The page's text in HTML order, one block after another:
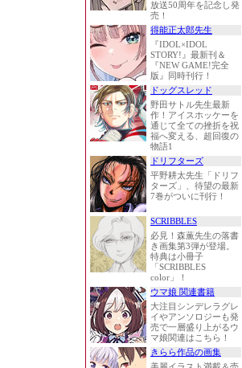
放送50周年を記念し発
売！
得能正太郎先生
『IDOL×IDOL
STORY!』最新刊＆
『NEW GAME!完全
版』同時刊行！
ドッグスレッド
野田サトル先生最新
作！アイスホッケーを
通じて全ての挫折を祝
福へ変える、超回復の
物語1
ドリフターズ
平野耕太先生「ドリフ
ターズ」、待望の最新
7巻がついに刊行！
SCRIBBLES
必見！森薫先生の落書
き画集第3弾が登場。
特典は小冊子
「SCRIBBLES
color」！
ウマ娘 関連書籍
大注目シンデレラグレ
イやアンソロジーも発
売で一層盛り上がるウ
マ娘関連はこちら！
きらら作品の画集